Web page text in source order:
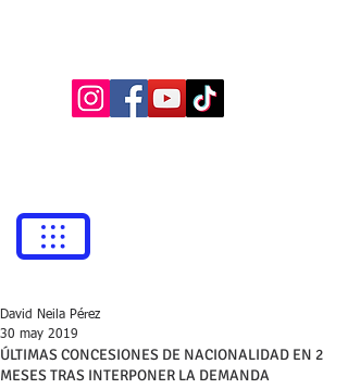
ÚLTIMAS CONCESIONES DE NACIONALIDAD EN 2
MESES TRAS INTERPONER LA DEMANDA
David Neila Pérez
30 may 2019